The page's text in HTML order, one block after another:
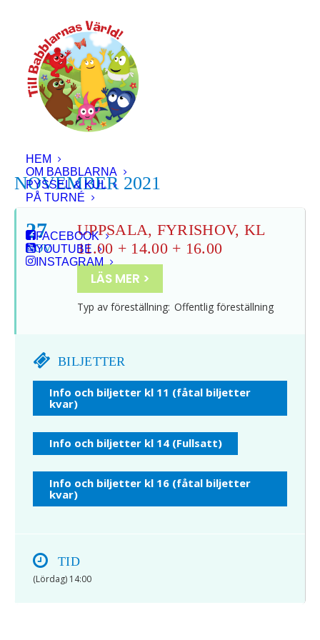
HEM
OM BABBLARNA
PYSSEL & KUL
PÅ TURNÉ
FACEBOOK
YOUTUBE
INSTAGRAM
NOVEMBER 2021
27
NOV
UPPSALA, FYRISHOV, KL
11.00 + 14.00 + 16.00
LÄS MER >
Typ av föreställning: Offentlig föreställning
BILJETTER
Info och biljetter kl 11 (fåtal biljetter
kvar)
Info och biljetter kl 14 (Fullsatt)
Info och biljetter kl 16 (fåtal biljetter
kvar)
TID
(Lördag) 14:00